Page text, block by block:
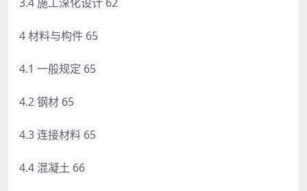
4 材料与构件 65
4.1 一般规定 65
4.2 钢材 65
4.3 连接材料 65
4.4 混凝土 66